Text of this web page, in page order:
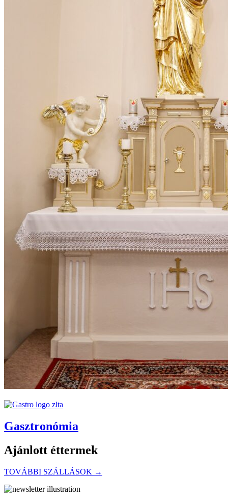
Gasztronómia
Ajánlott éttermek
TOVÁBBI SZÁLLÁSOK →